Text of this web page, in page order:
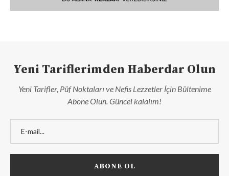
Yeni Tariflerimden Haberdar Olun
Yeni Tarifler, Püf Noktaları ve Nefis Lezzetler İçin Bültenime
Abone Olun. Güncel kalalım!